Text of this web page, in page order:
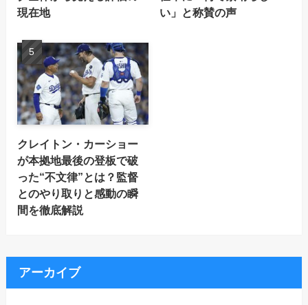
現在地
い」と称賛の声
クレイトン・カーショー
が本拠地最後の登板で破
った“不文律”とは？監督
とのやり取りと感動の瞬
間を徹底解説
アーカイブ